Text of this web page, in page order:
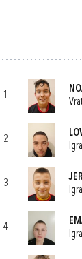
1
2
3
4